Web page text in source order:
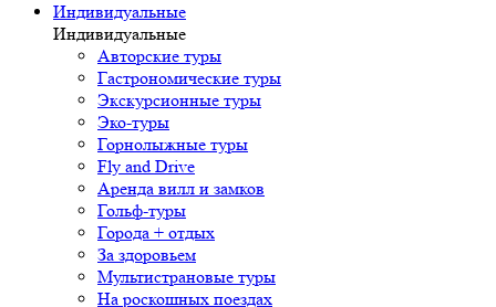
Индивидуальные
Индивидуальные
Авторские туры
Гастрономические туры
Экскурсионные туры
Эко-туры
Горнолыжные туры
Fly and Drive
Аренда вилл и замков
Гольф-туры
Города + отдых
За здоровьем
Мультистрановые туры
На роскошных поездах